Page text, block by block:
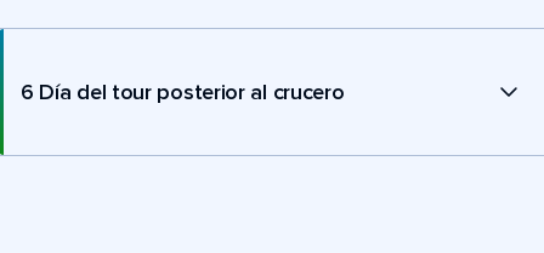
6 Día del tour posterior al crucero